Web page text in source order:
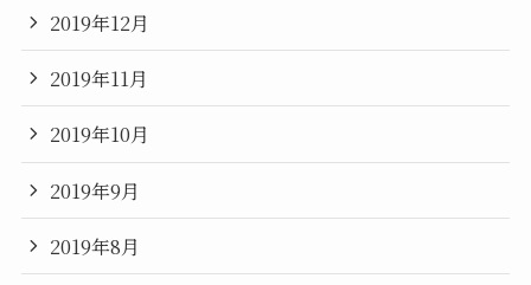
2019年12月
2019年11月
2019年10月
2019年9月
2019年8月